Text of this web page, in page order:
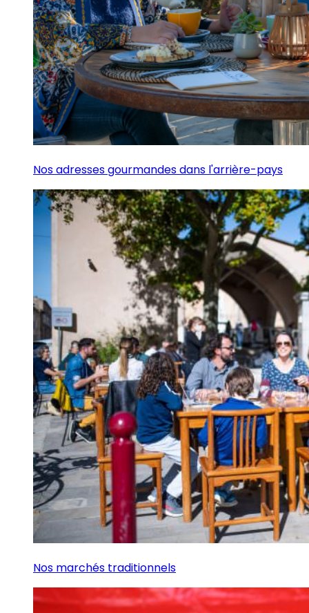
Nos adresses gourmandes dans l'arrière-pays
Nos marchés traditionnels